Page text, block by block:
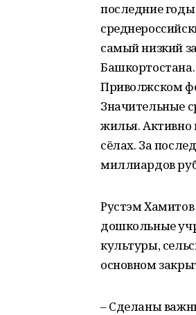
последние
самый низкий
Башкортостана.
Приволжском
Значительные
жилья. Активно
сёлах. За
миллиардов
Рустэм
дошкольные
культуры,
основном
– Сделаны